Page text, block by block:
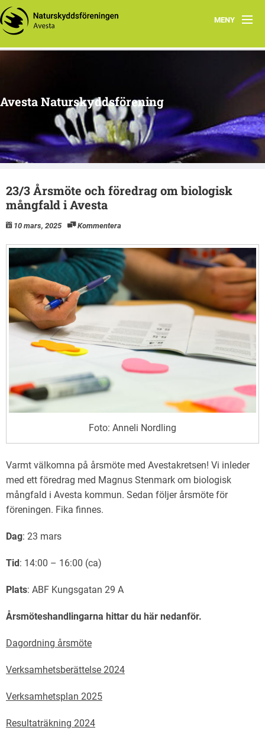
MENY
Hem
Om oss
Tidigare aktiviteter
Naturtips i Avesta
Avesta Naturskyddsförening
23/3 Årsmöte och föredrag om biologisk
mångfald i Avesta
10 mars, 2025 Kommentera
Foto: Anneli Nordling
Varmt välkomna på årsmöte med Avestakretsen! Vi inleder
med ett föredrag med Magnus Stenmark om biologisk
mångfald i Avesta kommun. Sedan följer årsmöte för
föreningen. Fika finnes.
Dag: 23 mars
Tid: 14:00 – 16:00 (ca)
Plats: ABF Kungsgatan 29 A
Årsmöteshandlingarna hittar du här nedanför.
Dagordning årsmöte
Verksamhetsberättelse 2024
Verksamhetsplan 2025
Resultaträkning 2024